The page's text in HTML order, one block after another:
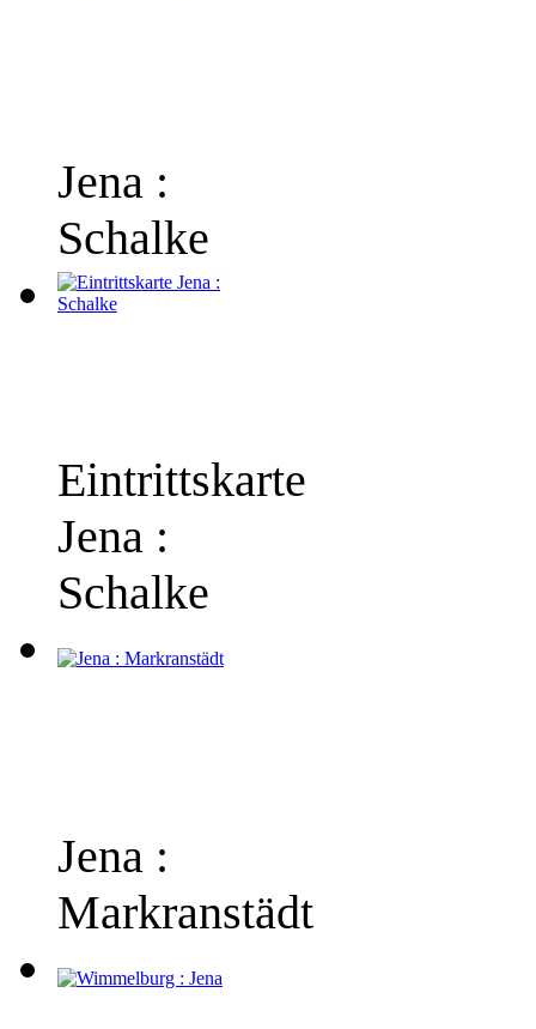
Jena :
Schalke
Eintrittskarte
Jena :
Schalke
Jena :
Markranstädt